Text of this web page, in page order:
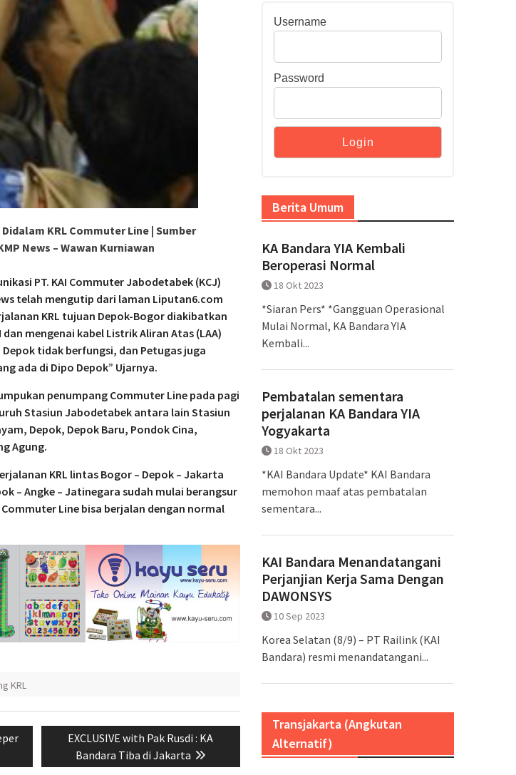
KRL Commuter Line | Sumber
News – Wawan Kurniawan
PT. KAI Commuter Jabodetabek (KCJ)
telah mengutip dari laman Liputan6.com
KRL tujuan Depok-Bogor diakibatkan
mengenai kabel Listrik Aliran Atas (LAA)
Depok tidak berfungsi, dan Petugas juga
ada di Dipo Depok” Ujarnya.
penumpang Commuter Line pada pagi
Stasiun Jabodetabek antara lain Stasiun
Depok, Depok Baru, Pondok Cina,
Agung.
KRL lintas Bogor – Depok – Jakarta
– Angke – Jatinegara sudah mulai berangsur
Line bisa berjalan dengan normal
KRL
Next
post:
EXCLUSIVE with Pak Rusdi : KA
Bandara Tiba di Jakarta
Username
Password
Berita Umum
KA Bandara YIA Kembali
Beroperasi Normal
18 Okt 2023
*Siaran Pers* *Gangguan Operasional
Mulai Normal, KA Bandara YIA
Kembali...
Pembatalan sementara
perjalanan KA Bandara YIA
Yogyakarta
18 Okt 2023
*KAI Bandara Update* KAI Bandara
memohon maaf atas pembatalan
sementara...
KAI Bandara Menandatangani
Perjanjian Kerja Sama Dengan
DAWONSYS
10 Sep 2023
Korea Selatan (8/9) – PT Railink (KAI
Bandara) resmi menandatangani...
Transjakarta (Angkutan
Alternatif)